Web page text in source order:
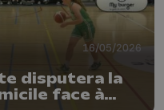
16/05/2026
disputera la
face à